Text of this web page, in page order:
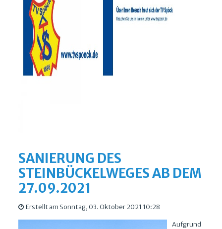
SANIERUNG DES
STEINBÜCKELWEGES AB DEM
27.09.2021
Erstellt am Sonntag, 03. Oktober 2021 10:28
Aufgrund